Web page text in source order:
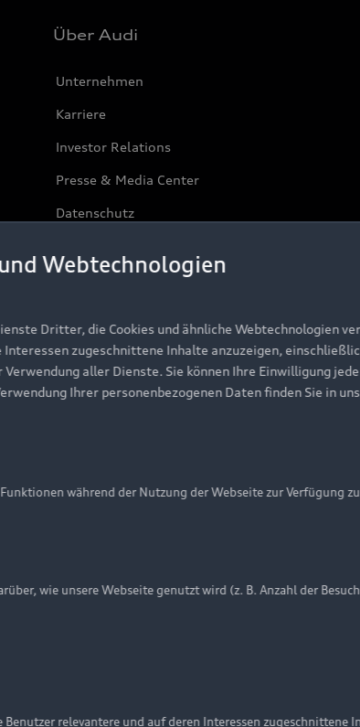
Über Audi
Unternehmen
Karriere
Investor Relations
Presse & Media Center
Datenschutz
Datenschutzinformation Cookie-Einstellungen
Embleme am Fahrzeug bei allen Abbildungen auf
Webtechnologien
Dritter, die Cookies und ähnliche Webtechnologien
Interessen zugeschnittene Inhalte anzuzeigen,
aller Dienste. Sie können Ihre Einwilligung
Ihrer personenbezogenen Daten finden Sie in
während der Nutzung der Webseite zur Verfügung
wie unsere Webseite genutzt wird (z. B. Anzahl der
relevantere und auf deren Interessen zugeschnittene